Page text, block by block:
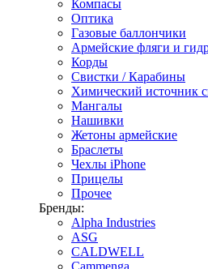
Компасы
Оптика
Газовые баллончики
Армейские фляги и
Корды
Свистки / Карабины
Химический источник
Мангалы
Нашивки
Жетоны армейские
Браслеты
Чехлы iPhone
Прицелы
Прочее
Бренды:
Alpha Industries
ASG
CALDWELL
Cammenga